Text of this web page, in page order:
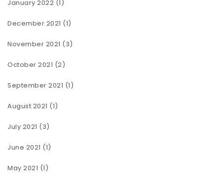
January 2022 (1)
December 2021 (1)
November 2021 (3)
October 2021 (2)
September 2021 (1)
August 2021 (1)
July 2021 (3)
June 2021 (1)
May 2021 (1)